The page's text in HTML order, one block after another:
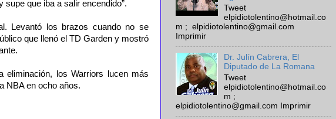
que iba a salir encendido”.
Levantó los brazos cuando no se
que llenó el TD Garden y mostró
los Warriors lucen más
NBA en ocho años.
Tweet
elpidiotolentino@hotmail.co
m ; elpidiotolentino@gmail.com
Imprimir
Dr. Julín Cabrera, El
Diputado de La Romana
Tweet
elpidiotolentino@hotmail.co
m ;
elpidiotolentino@gmail.com Imprimir